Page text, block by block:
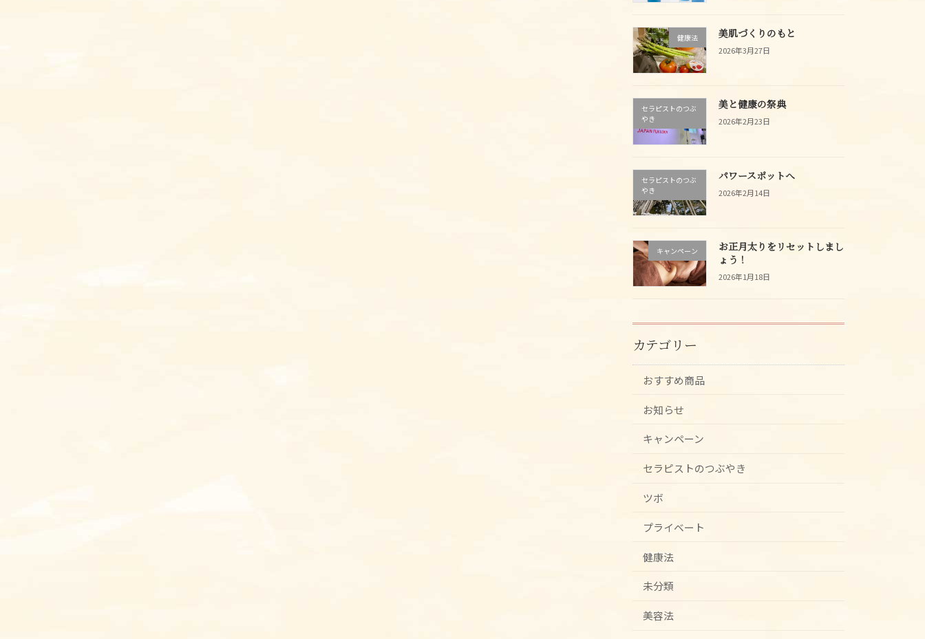
健康法 美肌づくりのもと
2026年3月27日
セラピストのつぶ
やき
美と健康の祭典
2026年2月23日
セラピストのつぶ
やき
パワースポットへ
2026年2月14日
キャンペーン
お正月太りをリセットしまし
ょう！
2026年1月18日
カテゴリー
おすすめ商品
お知らせ
キャンペーン
セラピストのつぶやき
ツボ
プライベート
健康法
未分類
美容法